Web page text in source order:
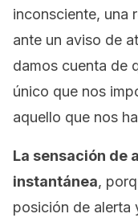
inconsciente, una
ante un aviso de
damos cuenta de
único que nos
aquello que nos
La sensación de
instantánea,
posición de alerta